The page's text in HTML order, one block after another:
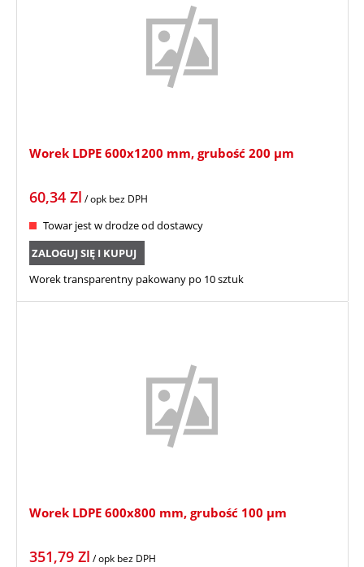
Worek LDPE 600x1200 mm, grubość 200 µm
60,34 Zl / opk bez DPH
Towar jest w drodze od dostawcy
ZALOGUJ SIĘ I KUPUJ
Worek transparentny pakowany po 10 sztuk
Worek LDPE 600x800 mm, grubość 100 µm
351,79 Zl / opk bez DPH